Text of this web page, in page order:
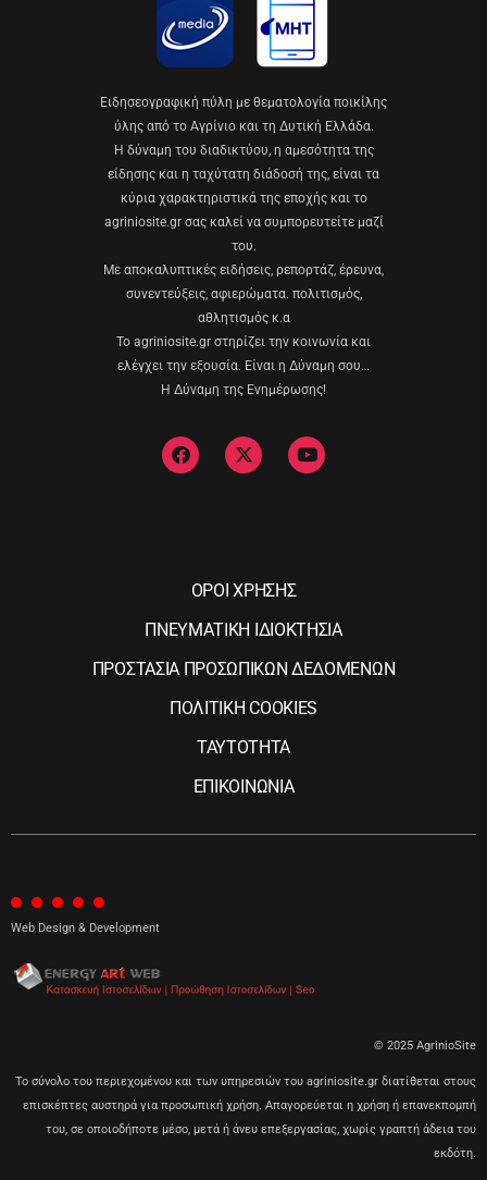
Eιδησεογραφική πύλη με θεματολογία ποικίλης
ύλης από το Αγρίνιο και τη Δυτική Ελλάδα.
Η δύναμη του διαδικτύου, η αμεσότητα της
είδησης και η ταχύτατη διάδοσή της, είναι τα
κύρια χαρακτηριστικά της εποχής και το
agriniosite.gr σας καλεί να συμπορευτείτε μαζί
του.
Με αποκαλυπτικές ειδήσεις, ρεπορτάζ, έρευνα,
συνεντεύξεις, αφιερώματα. πολιτισμός,
αθλητισμός κ.α
Το agriniosite.gr στηρίζει την κοινωνία και
ελέγχει την εξουσία. Είναι η Δύναμη σου…
Η Δύναμη της Ενημέρωσης!
ΟΡΟΙ ΧΡΗΣΗΣ
ΠΝΕΥΜΑΤΙΚΗ ΙΔΙΟΚΤΗΣΙΑ
ΠΡΟΣΤΑΣΙΑ ΠΡΟΣΩΠΙΚΩΝ ΔΕΔΟΜΕΝΩΝ
ΠΟΛΙΤΙΚΗ COOKIES
ΤΑΥΤΟΤΗΤΑ
ΕΠΙΚΟΙΝΩΝΙΑ
Web Design & Development
© 2025 AgrinioSite
Το σύνολο του περιεχομένου και των υπηρεσιών του agriniosite.gr διατίθεται στους
επισκέπτες αυστηρά για προσωπική χρήση. Απαγορεύεται η χρήση ή επανεκπομπή
του, σε οποιοδήποτε μέσο, μετά ή άνευ επεξεργασίας, χωρίς γραπτή άδεια του
εκδότη.